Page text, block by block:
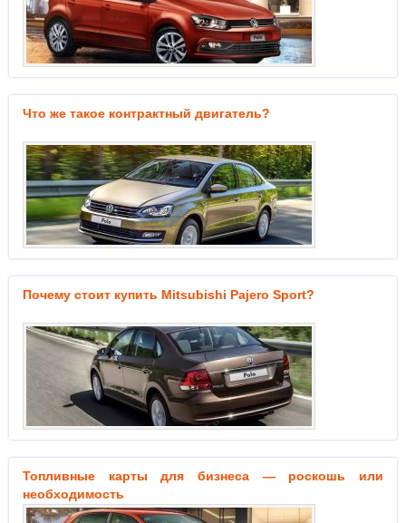
Что же такое контрактный двигатель?
Почему стоит купить Mitsubishi Pajero Sport?
Топливные карты для бизнеса — роскошь или
необходимость